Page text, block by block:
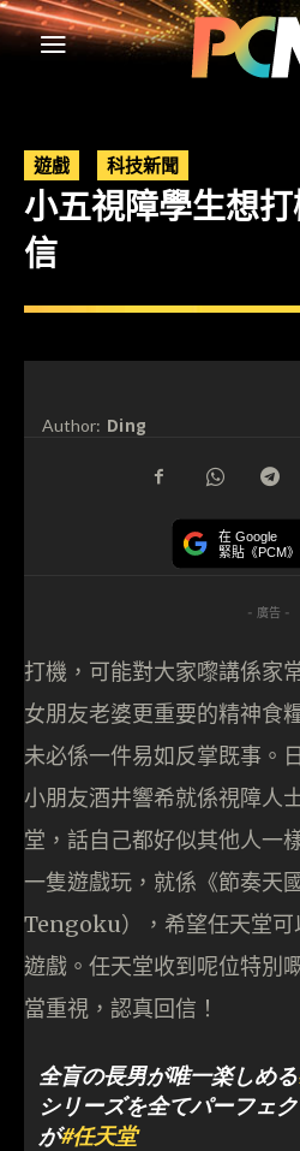
遊戲 科技新聞
小五視障學生想
信
Author: Ding
在 Google
緊貼《PCM
- 廣告 -
打機，可能對大家嚟講係家
女朋友老婆更重要的精神食
未必係一件易如反掌既事。
小朋友酒井響希就係視障人
堂，話自己都好似其他人一
一隻遊戲玩，就係《節奏天
Tengoku），希望任天堂可
遊戲。任天堂收到呢位特別
當重視，認真回信！
全盲の長男が唯一楽しめる
シリーズを全てパーフェ
が#任天堂